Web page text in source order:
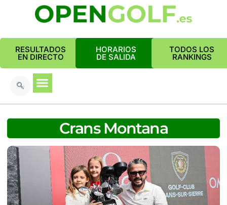
RESULTADOS
EN DIRECTO
HORARIOS
DE SALIDA
TODOS LOS
RANKINGS
Crans Montana